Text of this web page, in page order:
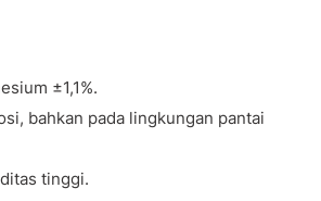
±1,1%.
bahkan pada lingkungan pantai
tinggi.